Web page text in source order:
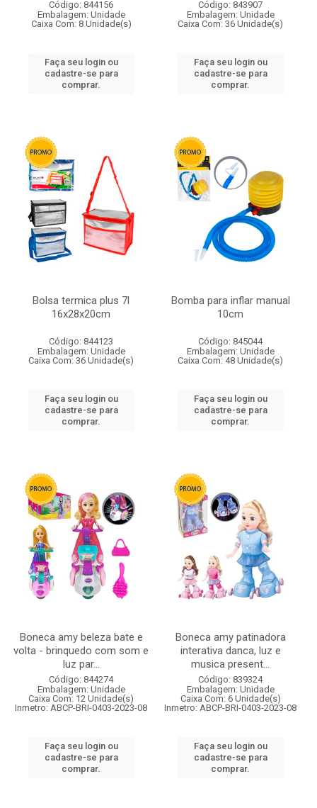
Código: 844156
Embalagem: Unidade
Caixa Com: 8 Unidade(s)
Faça seu login ou
cadastre-se para
comprar.
Código: 843907
Embalagem: Unidade
Caixa Com: 36 Unidade(s)
Faça seu login ou
cadastre-se para
comprar.
Bolsa termica plus 7l
16x28x20cm
Código: 844123
Embalagem: Unidade
Caixa Com: 36 Unidade(s)
Faça seu login ou
cadastre-se para
comprar.
Bomba para inflar manual
10cm
Código: 845044
Embalagem: Unidade
Caixa Com: 48 Unidade(s)
Faça seu login ou
cadastre-se para
comprar.
Boneca amy beleza bate e
volta - brinquedo com som e
luz par...
Código: 844274
Embalagem: Unidade
Caixa Com: 12 Unidade(s)
Inmetro: ABCP-BRI-0403-2023-08
Faça seu login ou
cadastre-se para
comprar.
Boneca amy patinadora
interativa danca, luz e
musica present...
Código: 839324
Embalagem: Unidade
Caixa Com: 6 Unidade(s)
Inmetro: ABCP-BRI-0403-2023-08
Faça seu login ou
cadastre-se para
comprar.